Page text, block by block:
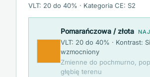
VLT: 20 do 40% · Kategoria CE: S2
Pomarańczowa / złota
VLT: 20 do 40% · Kontrast:
wzmocniony
Zmienne do pochmurno,
głębię terenu